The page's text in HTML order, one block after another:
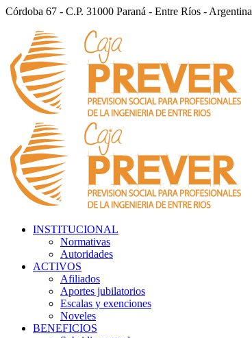
Córdoba 67 - C.P. 31000 Paraná - Entre Ríos - Argentina
INSTITUCIONAL
Normativas
Autoridades
ACTIVOS
Afiliados
Aportes jubilatorios
Escalas y exenciones
Noveles
BENEFICIOS